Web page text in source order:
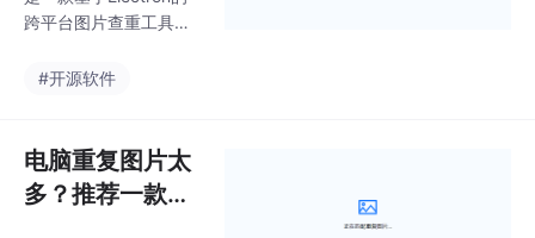
钟，比手动查找快得
多。处理方式包括移动
文件夹或直接删除。软
修图废片、网店重复
stTools
跨平台图片查重工具，
文件识别与可视化处
彻底删除三种方式处理
重复图像。扫描结果以
列表形式展示，可按文
#开源软件
电脑重复图片太
多？推荐一款开